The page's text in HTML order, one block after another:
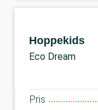
Hoppekids
Eco Dream
Pris